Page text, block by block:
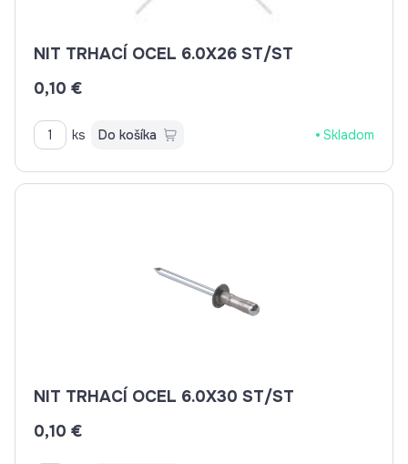
NIT TRHACÍ OCEL 6.0X26 ST/ST
0,10 €
ks Do košíka Skladom
NIT TRHACÍ OCEL 6.0X30 ST/ST
0,10 €